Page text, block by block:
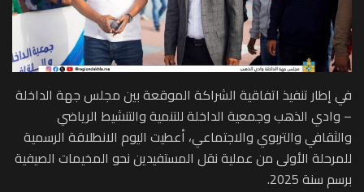
في إطار تنفيذ اتفاقية الشراكة الموقعة بين مجلس جهة الداخلة
– وادي الذهب وجمعية الداخلة للتنمية والتنشيط الرياضي
والثقافي والتربوي والاجتماعي، أعطيت اليوم الانطلاقة الرسمية
للمرحلة الأولى من عملية نقل المستفيدين نحو المخيمات الصيفية
برسم سنة 2025.